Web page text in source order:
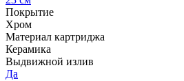
Покрытие
Хром
Материал картриджа
Керамика
Выдвижной излив
Да